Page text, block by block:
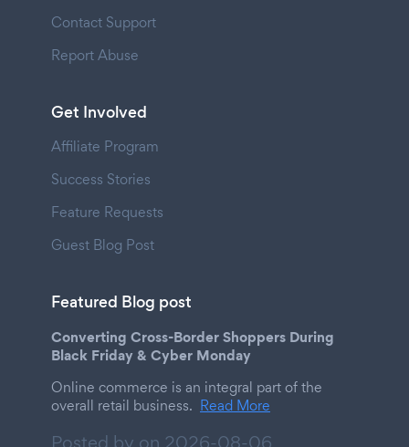
Contact Support
Report Abuse
Get Involved
Affiliate Program
Success Stories
Feature Requests
Guest Blog Post
Featured Blog post
Converting Cross-Border Shoppers During
Black Friday & Cyber Monday
Online commerce is an integral part of the
overall retail business. Read More